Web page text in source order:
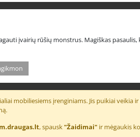
įvairių rūšių monstrus. Magiškas
mobiliesiems įrenginiams. Jis puikiai
m.draugas.lt, spausk"Žaidimai" ir mėgaukis